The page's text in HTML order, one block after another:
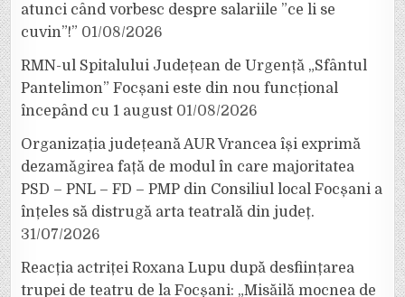
atunci când vorbesc despre salariile ”ce li se
cuvin”!” 01/08/2026
RMN-ul Spitalului Județean de Urgență „Sfântul
Pantelimon” Focșani este din nou funcțional
începând cu 1 august 01/08/2026
Organizația județeană AUR Vrancea își exprimă
dezamăgirea față de modul în care majoritatea
PSD – PNL – FD – PMP din Consiliul local Focșani a
înțeles să distrugă arta teatrală din județ.
31/07/2026
Reacția actriței Roxana Lupu după desființarea
trupei de teatru de la Focșani: „Misăilă mocnea de